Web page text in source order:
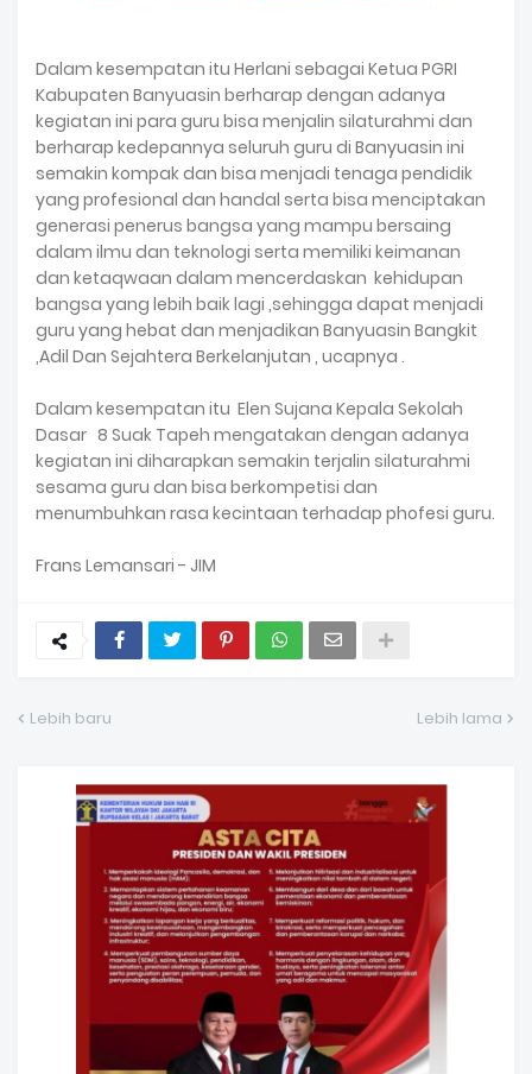
Dalam kesempatan itu Herlani sebagai Ketua PGRI
Kabupaten Banyuasin berharap dengan adanya
kegiatan ini para guru bisa menjalin silaturahmi dan
berharap kedepannya seluruh guru di Banyuasin ini
semakin kompak dan bisa menjadi tenaga pendidik
yang profesional dan handal serta bisa menciptakan
generasi penerus bangsa yang mampu bersaing
dalam ilmu dan teknologi serta memiliki keimanan
dan ketaqwaan dalam mencerdaskan kehidupan
bangsa yang lebih baik lagi ,sehingga dapat menjadi
guru yang hebat dan menjadikan Banyuasin Bangkit
,Adil Dan Sejahtera Berkelanjutan , ucapnya .
Dalam kesempatan itu Elen Sujana Kepala Sekolah
Dasar 8 Suak Tapeh mengatakan dengan adanya
kegiatan ini diharapkan semakin terjalin silaturahmi
sesama guru dan bisa berkompetisi dan
menumbuhkan rasa kecintaan terhadap phofesi guru.
Frans Lemansari - JIM
Lebih baru Lebih lama